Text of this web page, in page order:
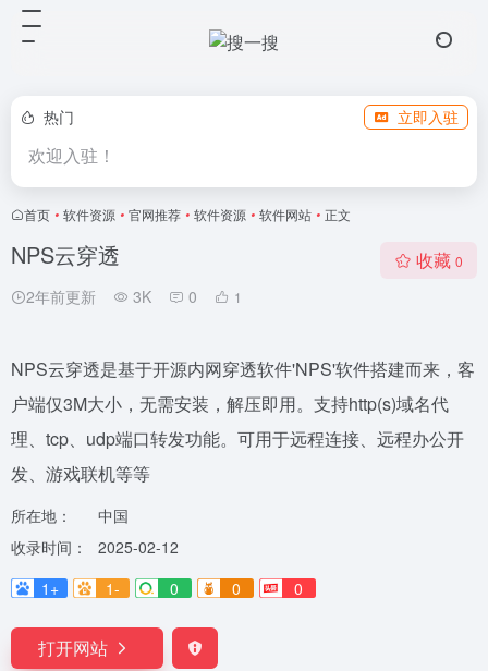
热门 立即入驻
欢迎入驻！
首页 • 软件资源 • 官网推荐 • 软件资源 • 软件网站 • 正文
NPS云穿透
2年前更新 3K 0 1
收藏 0
NPS云穿透是基于开源内网穿透软件'NPS'软件搭建而来，客
户端仅3M大小，无需安装，解压即用。支持http(s)域名代
理、tcp、udp端口转发功能。可用于远程连接、远程办公开
发、游戏联机等等
所在地：
中国
收录时间：
2025-02-12
1+
1- 0 0 0
打开网站